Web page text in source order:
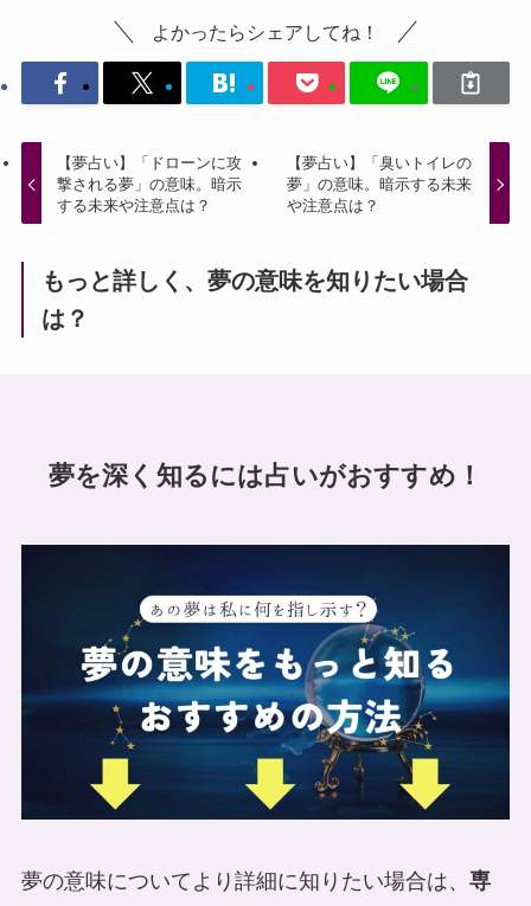
よかったらシェアしてね！
【夢占い】「ドローンに攻
撃される夢」の意味。暗示
する未来や注意点は？
【夢占い】「臭いトイレの
夢」の意味。暗示する未来
や注意点は？
もっと詳しく、夢の意味を知りたい場合
は？
夢を深く知るには占いがおすすめ！
夢の意味についてより詳細に知りたい場合は、 専